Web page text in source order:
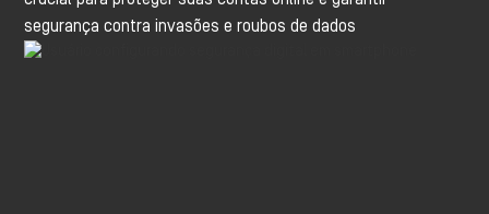
segurança contra invasões e roubos de dados